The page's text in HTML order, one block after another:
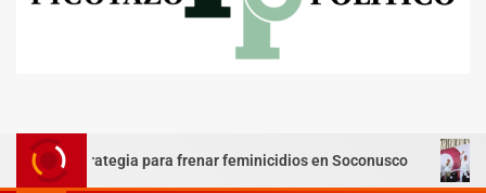
para frenar feminicidios en Soconusco